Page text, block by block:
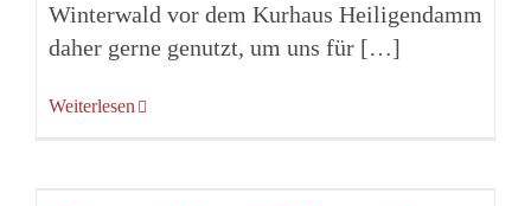
Winterwald vor dem Kurhaus Heiligendamm
daher gerne genutzt, um uns für […]
Weiterlesen